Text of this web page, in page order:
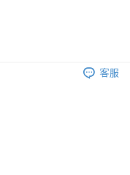
跳轉至「AFTEE先享後付」
成結帳。
的連結，可透過四大超商／
客服